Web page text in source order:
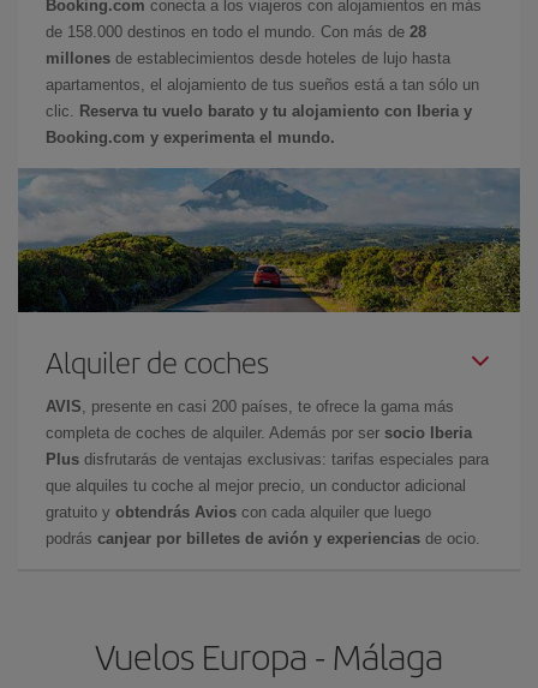
Booking.com conecta a los viajeros con alojamientos en más
de 158.000 destinos en todo el mundo. Con más de 28
millones de establecimientos desde hoteles de lujo hasta
apartamentos, el alojamiento de tus sueños está a tan sólo un
clic.
Reserva tu vuelo barato y tu alojamiento con Iberia y
Booking.com y experimenta el mundo.
Alquiler de coches
AVIS , presente en casi 200 países, te ofrece la gama más
completa de coches de alquiler. Además por ser socio Iberia
Plus disfrutarás de ventajas exclusivas: tarifas especiales para
que alquiles tu coche al mejor precio, un conductor adicional
gratuito y obtendrás Avios con cada alquiler que luego
podrás canjear por billetes de avión y experiencias de ocio.
Vuelos Europa - Málaga